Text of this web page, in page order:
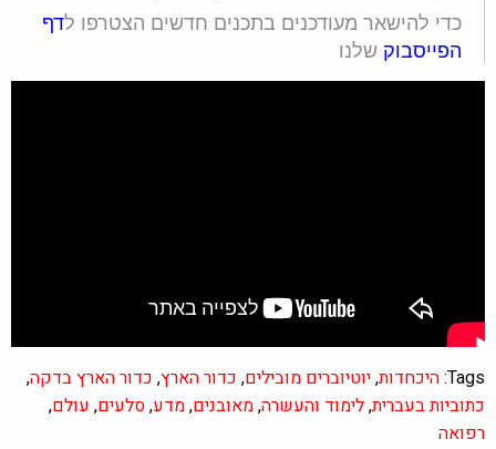
כדי להישאר מעודכנים בתכנים חדשים הצטרפו לדף
הפייסבוק שלנו
Tags: היכחדות,יוטיוברים מובילים, כדור הארץ, כדור הארץ בדקה,
כתוביות בעברית,לימוד והעשרה,מאובנים,מדע,סלעים, עולם,
רפואה